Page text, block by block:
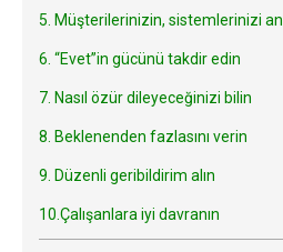
5. Müşterilerinizin, sistemlerinizi
6. “Evet”in gücünü takdir edin
7. Nasıl özür dileyeceğinizi bilin
8. Beklenenden fazlasını verin
9. Düzenli geribildirim alın
10.Çalışanlara iyi davranın